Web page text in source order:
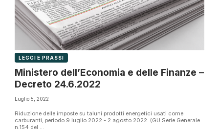
LEGGI E PRASSI
Ministero dell’Economia e delle Finanze –
Decreto 24.6.2022
Luglio 5, 2022
Riduzione delle imposte su taluni prodotti energetici usati come
carburanti, periodo 9 luglio 2022 - 2 agosto 2022. (GU Serie Generale
n.154 del ...